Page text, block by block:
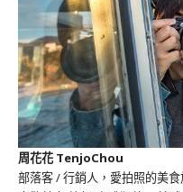
周花花 TenjoChou
部落客 / 行銷人，愛拍照的美